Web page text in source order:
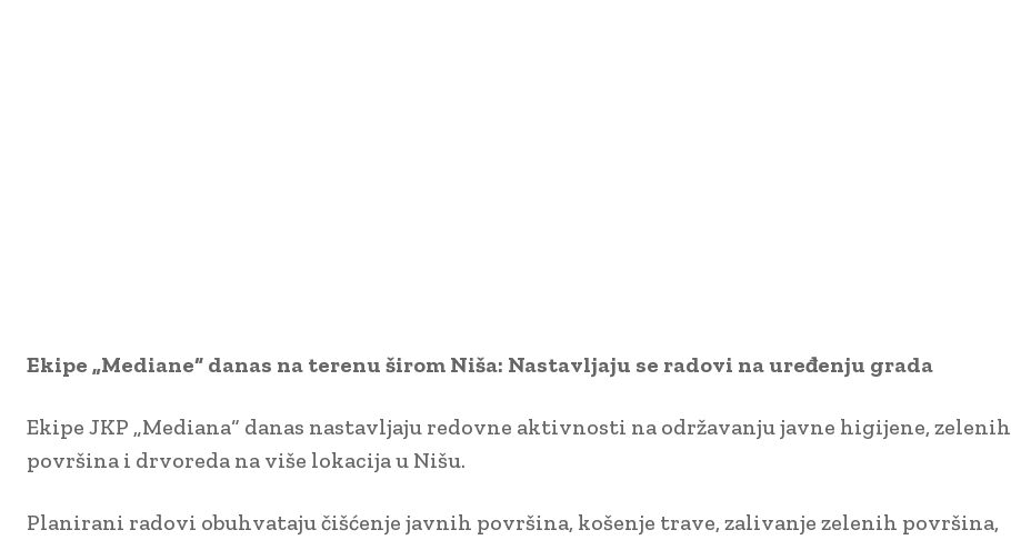
Ekipe „Mediane“ danas na terenu širom Niša: Nastavljaju se radovi na uređenju grada
Ekipe JKP „Mediana“ danas nastavljaju redovne aktivnosti na održavanju javne higijene, zelenih
površina i drvoreda na više lokacija u Nišu.
Planirani radovi obuhvataju čišćenje javnih površina, košenje trave, zalivanje zelenih površina,